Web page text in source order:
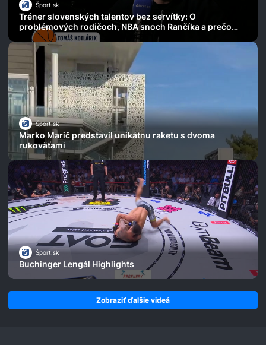
Šport.sk
Tréner slovenských talentov bez servítky: O
problémových rodičoch, NBA snoch Rančíka a prečo
zlyhal NextGen
Šport.sk
Marko Marič predstavil unikátnu raketu s dvoma
rukoväťami
Šport.sk
Buchinger Lengál Highlights
Zobraziť ďalšie videá